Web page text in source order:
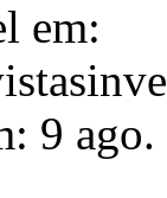
em:
9